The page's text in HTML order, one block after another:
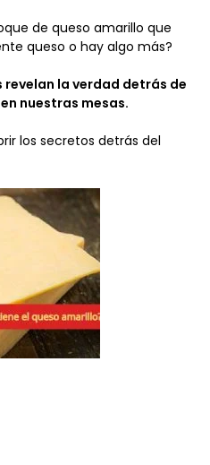
de queso amarillo que
queso o hay algo más?
la verdad detrás de
nuestras mesas.
los secretos detrás del